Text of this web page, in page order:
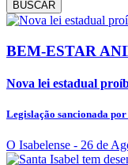
BUSCAR
BEM-ESTAR
Nova lei estadual
Legislação sancionada
O Isabelense - 26 de